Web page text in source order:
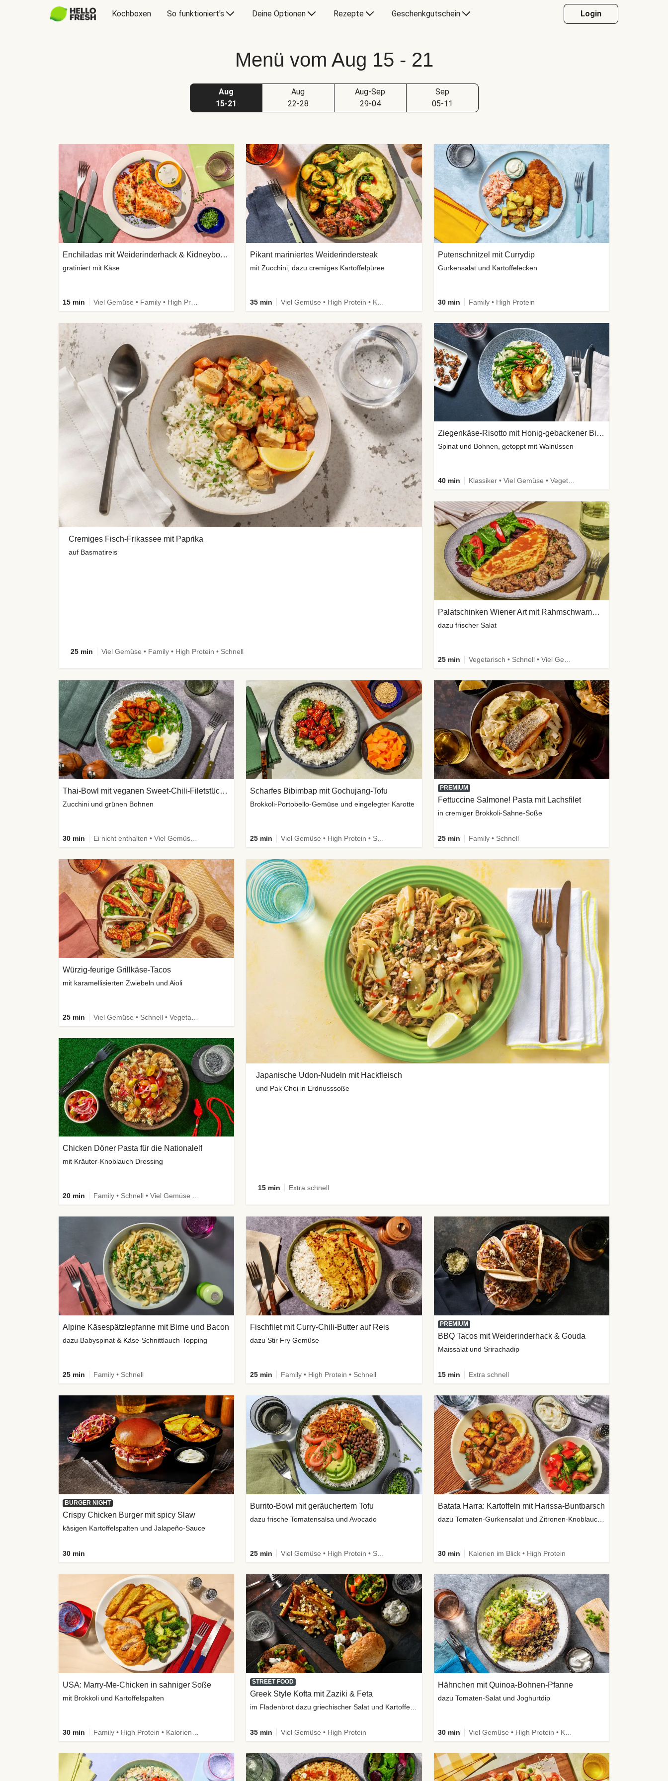
Kochboxen So funktioniert's Deine Optionen Rezepte Geschenkgutschein Login
Menü vom Aug 15 - 21
Aug
15-21
Aug
22-28
Aug-Sep
29-04
Sep
05-11
Cremiges Fisch-Frikassee mit Paprika
auf Basmatireis
25 min Viel Gemüse • Family • High Protein • Schnell
Japanische Udon-Nudeln mit Hackfleisch
und Pak Choi in Erdnusssoße
15 min Extra schnell
Enchiladas mit Weiderinderhack & Kidneybohnen
gratiniert mit Käse
15 min
Pikant mariniertes Weiderindersteak
mit Zucchini, dazu cremiges Kartoffelpüree
35 min
Putenschnitzel mit Currydip
Gurkensalat und Kartoffelecken
30 min Family • High Protein
Ziegenkäse-Risotto mit Honig-gebackener Birne
Spinat und Bohnen, getoppt mit Walnüssen
40 min Klassiker • Viel Gemüse • Vegetarisch
Palatschinken Wiener Art mit Rahmschwammerln
dazu frischer Salat
25 min Vegetarisch • Schnell • Viel Gemüse
Thai-Bowl mit veganen Sweet-Chili-Filetstücken
Zucchini und grünen Bohnen
30 min
Scharfes Bibimbap mit Gochujang-Tofu
Brokkoli-Portobello-Gemüse und eingelegter Karotte
25 min
PREMIUM
Fettuccine Salmone! Pasta mit Lachsfilet
in cremiger Brokkoli-Sahne-Soße
25 min Family • Schnell
Würzig-feurige Grillkäse-Tacos
mit karamellisierten Zwiebeln und Aioli
25 min
Chicken Döner Pasta für die Nationalelf
mit Kräuter-Knoblauch Dressing
20 min Family • Schnell • Viel Gemüse • High Protein
Alpine Käsespätzlepfanne mit Birne und Bacon
dazu Babyspinat & Käse-Schnittlauch-Topping
25 min Family • Schnell
Fischfilet mit Curry-Chili-Butter auf Reis
dazu Stir Fry Gemüse
25 min Family • High Protein • Schnell
PREMIUM
BBQ Tacos mit Weiderinderhack & Gouda
Maissalat und Srirachadip
15 min Extra schnell
BURGER NIGHT
Crispy Chicken Burger mit spicy Slaw
käsigen Kartoffelspalten und Jalapeño-Sauce
30 min
Burrito-Bowl mit geräuchertem Tofu
dazu frische Tomatensalsa und Avocado
25 min
Batata Harra: Kartoffeln mit Harissa-Buntbarsch
dazu Tomaten-Gurkensalat und Zitronen-Knoblauch Dip
30 min Kalorien im Blick • High Protein
USA: Marry-Me-Chicken in sahniger Soße
mit Brokkoli und Kartoffelspalten
30 min
STREET FOOD
Greek Style Kofta mit Zaziki & Feta
35 min Viel Gemüse • High Protein
Hähnchen mit Quinoa-Bohnen-Pfanne
dazu Tomaten-Salat und Joghurtdip
30 min Viel Gemüse • High Protein • Kalorien im Blick